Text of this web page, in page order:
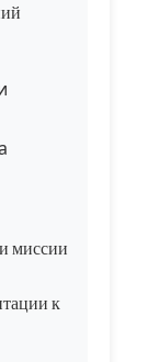
миссии
к